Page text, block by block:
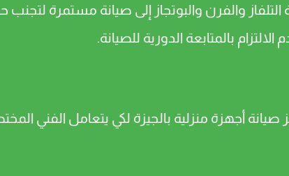
التلفاز والفرن والبوتجاز إلى صيانة مستمرة
بالمتابعة الدورية للصيانة.
أجهزة منزلية بالجيزة لكي يتعامل الفني